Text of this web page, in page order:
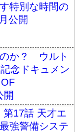
特別な時間の
公開
か？ ウルト
念ドキュメン
開
第17話 天才エ
強警備システ